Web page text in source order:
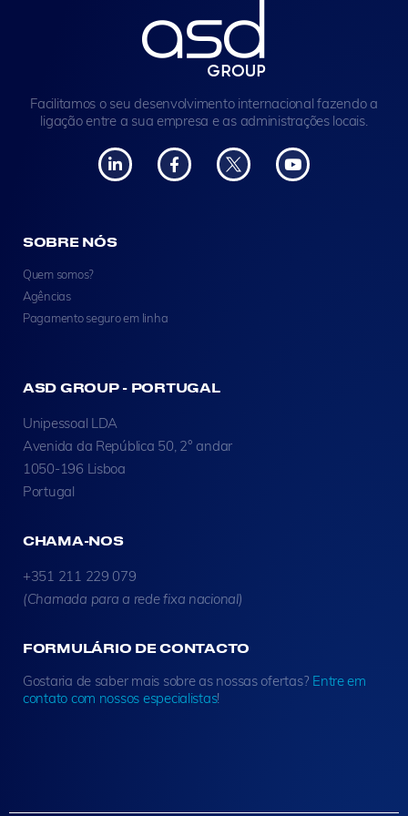
Facilitamos o seu desenvolvimento internacional fazendo a
ligação entre a sua empresa e as administrações locais.
SOBRE NÓS
Quem somos?
Agências
Pagamento seguro em linha
ASD GROUP - PORTUGAL
Unipessoal LDA
Avenida da República 50, 2° andar
1050-196 Lisboa
Portugal
CHAMA-NOS
+351 211 229 079
(Chamada para a rede fixa nacional)
FORMULÁRIO DE CONTACTO
Gostaria de saber mais sobre as nossas ofertas? Entre em
contato com nossos especialistas!